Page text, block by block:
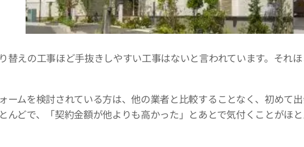
替えの工事ほど手抜きしやすい工事はないと言われています。それ
ームを検討されている方は、他の業者と比較することなく、初めて
んどで、「契約金額が他よりも高かった」とあとで気付くことがほ